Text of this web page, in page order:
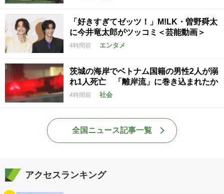
「好きすぎてゼッツ！」M!LK・曽野舜太
に今井竜太郎がツッコミ＜芸能動画＞
4時間前 エンタメ
茨城の海岸でベトナム国籍の男性2人が溺
れ1人死亡 「離岸流」に巻き込まれたか
4時間前 社会
全国ニュース記事一覧
アクセスランキング